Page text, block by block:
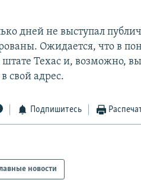
дней не выступал
Ожидается, что в
Техас и, возможно,
свой адрес.
Подпишитесь
новости